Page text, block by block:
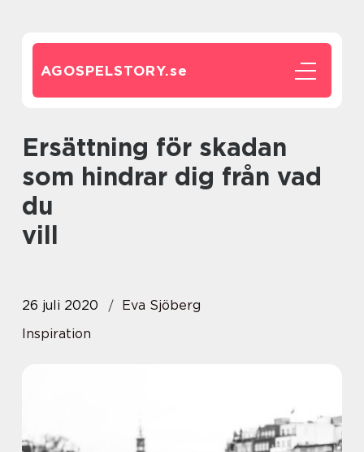
AGOSPELSTORY.se
Ersättning för skadan
som hindrar dig från vad
du
vill
26 juli 2020
Eva Sjöberg
Inspiration